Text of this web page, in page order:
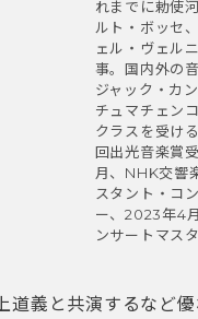
れまでに勅使
ルト・ボッセ
ェル・ヴェル
事。国内外の
ジャック・カ
チュマチェン
クラスを受け
回出光音楽賞
月、NHK交響
スタント・コ
ー、2023年4
ンサートマスタ
道義と共演するなど